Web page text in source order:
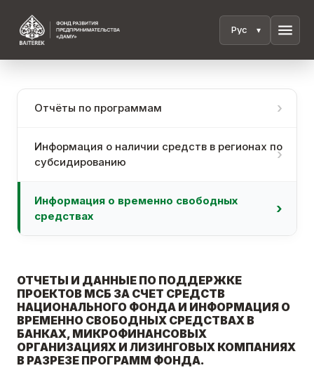
menu
Отчёты по программам
Информация о наличии средств в регионах по
субсидированию
Информация о временно свободных
средствах
ОТЧЕТЫ И ДАННЫЕ ПО ПОДДЕРЖКЕ
ПРОЕКТОВ МСБ ЗА СЧЕТ СРЕДСТВ
НАЦИОНАЛЬНОГО ФОНДА И ИНФОРМАЦИЯ О
ВРЕМЕННО СВОБОДНЫХ СРЕДСТВАХ В
БАНКАХ, МИКРОФИНАНСОВЫХ
ОРГАНИЗАЦИЯХ И ЛИЗИНГОВЫХ КОМПАНИЯХ
В РАЗРЕЗЕ ПРОГРАММ ФОНДА.